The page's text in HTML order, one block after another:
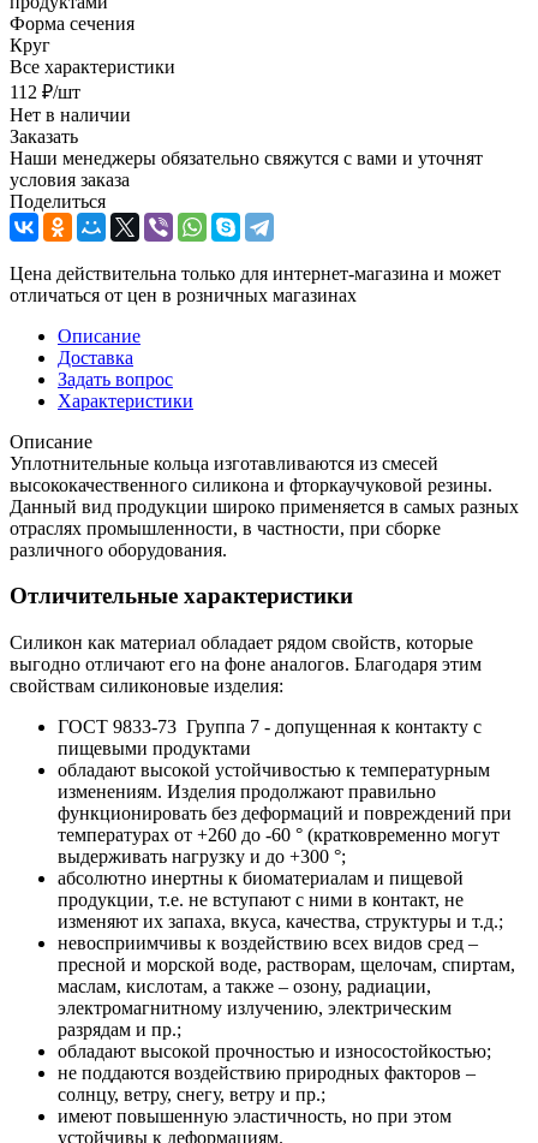
Форма сечения
Круг
Все характеристики
112 ₽/шт
Нет в наличии
Заказать
Наши менеджеры обязательно свяжутся с вами и уточнят
условия заказа
Поделиться
Цена действительна только для интернет-магазина и может
отличаться от цен в розничных магазинах
Описание
Доставка
Задать вопрос
Характеристики
Описание
Уплотнительные кольца изготавливаются из смесей
высококачественного силикона и фторкаучуковой резины.
Данный вид продукции широко применяется в самых разных
отраслях промышленности, в частности, при сборке
различного оборудования.
Отличительные характеристики
Силикон как материал обладает рядом свойств, которые
выгодно отличают его на фоне аналогов. Благодаря этим
свойствам силиконовые изделия:
ГОСТ 9833-73 Группа 7 - допущенная к контакту с
пищевыми продуктами
обладают высокой устойчивостью к температурным
изменениям. Изделия продолжают правильно
функционировать без деформаций и повреждений при
температурах от +260 до -60 ° (кратковременно могут
выдерживать нагрузку и до +300 °;
абсолютно инертны к биоматериалам и пищевой
продукции, т.е. не вступают с ними в контакт, не
изменяют их запаха, вкуса, качества, структуры и т.д.;
невосприимчивы к воздействию всех видов сред –
пресной и морской воде, растворам, щелочам, спиртам,
маслам, кислотам, а также – озону, радиации,
электромагнитному излучению, электрическим
разрядам и пр.;
обладают высокой прочностью и износостойкостью;
не поддаются воздействию природных факторов –
солнцу, ветру, снегу, ветру и пр.;
имеют повышенную эластичность, но при этом
устойчивы к деформациям.